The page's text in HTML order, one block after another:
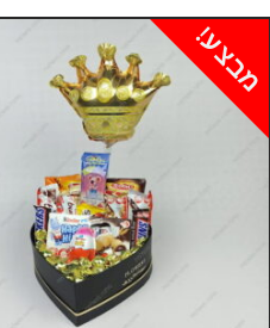
מבצע!